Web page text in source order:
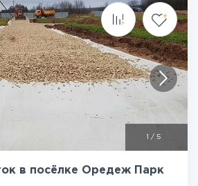
/ 5
в посёлке Оредеж Парк